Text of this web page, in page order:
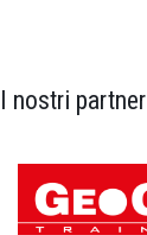
I nostri partner